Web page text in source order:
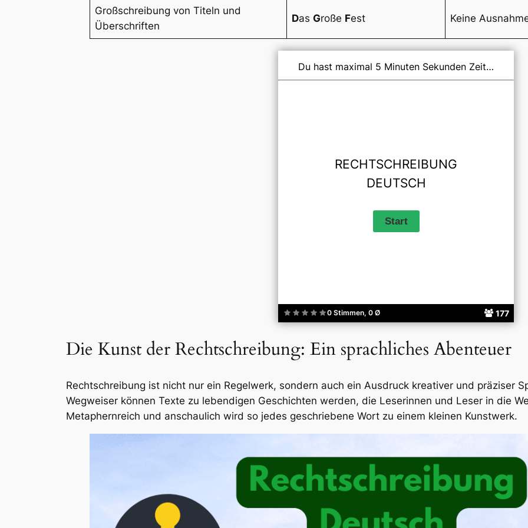
Großschreibung von Titeln und
Überschriften
DasGroße Fest Keine
0 Stimmen, 0 Ø 177
Du hast maximal 5 Minuten Sekunden Zeit…
RECHTSCHREIBUNG
DEUTSCH
Die Kunst der Rechtschreibung: Ein sprachliches Abenteuer
Rechtschreibung ist nicht nur ein Regelwerk, sondern auch ein Ausdruck kreativer und präziser
Wegweiser können Texte zu lebendigen Geschichten werden, die Leserinnen und Leser in die
Metaphernreich und anschaulich wird so jedes geschriebene Wort zu einem kleinen Kunstwerk.